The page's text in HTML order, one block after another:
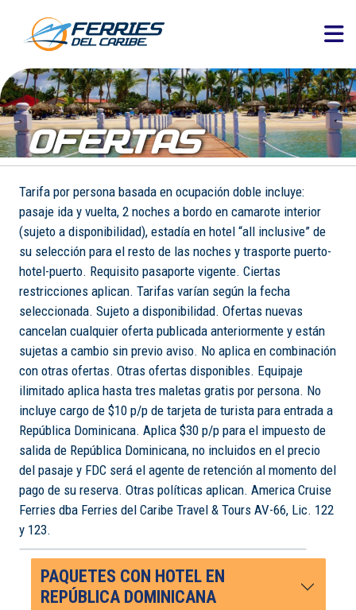
OFERTAS
Tarifa por persona basada en ocupación doble incluye:
pasaje ida y vuelta, 2 noches a bordo en camarote interior
(sujeto a disponibilidad), estadía en hotel “all inclusive” de
su selección para el resto de las noches y trasporte puerto-
hotel-puerto. Requisito pasaporte vigente. Ciertas
restricciones aplican. Tarifas varían según la fecha
seleccionada. Sujeto a disponibilidad. Ofertas nuevas
cancelan cualquier oferta publicada anteriormente y están
sujetas a cambio sin previo aviso. No aplica en combinación
con otras ofertas. Otras ofertas disponibles. Equipaje
ilimitado aplica hasta tres maletas gratis por persona. No
incluye cargo de $10 p/p de tarjeta de turista para entrada a
República Dominicana. Aplica $30 p/p para el impuesto de
salida de República Dominicana, no incluidos en el precio
del pasaje y FDC será el agente de retención al momento del
pago de su reserva. Otras políticas aplican. America Cruise
Ferries dba Ferries del Caribe Travel & Tours AV-66, Lic. 122
y 123.
PAQUETES CON HOTEL EN
REPÚBLICA DOMINICANA